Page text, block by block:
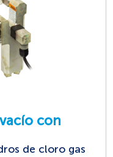
con
de cloro gas